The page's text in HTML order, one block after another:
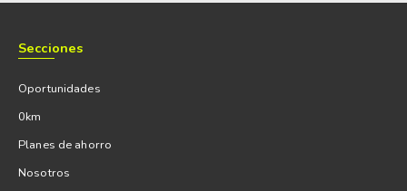
Secciones
Oportunidades
0km
Planes de ahorro
Nosotros